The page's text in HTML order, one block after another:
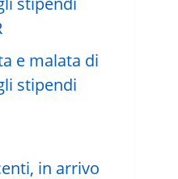
e malata di
stipendi